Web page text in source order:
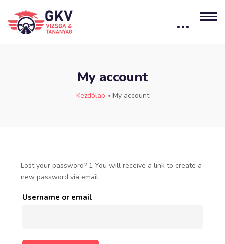
My account
Kezdőlap » My account
Lost your password? 1 You will receive a link to create a
new password via email.
Username or email